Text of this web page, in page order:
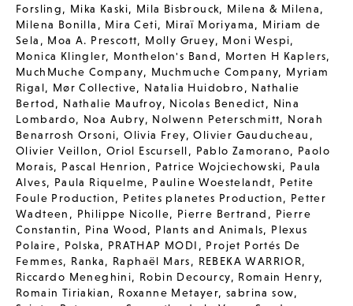
Forsling, Mika Kaski, Mila Bisbrouck, Milena & Milena,
Milena Bonilla , Mira Ceti, Miraï Moriyama, Miriam de
Sela , Moa A. Prescott, Molly Gruey, Moni Wespi,
Monica Klingler, Monthelon's Band, Morten H Kaplers,
MuchMuche Company, Muchmuche Company, Myriam
Rigal, Mør Collective,Natalia Huidobro,Nathalie
Bertod,Nathalie Maufroy,Nicolas Benedict, Nina
Lombardo,Noa Aubry,Nolwenn Peterschmitt,Norah
Benarrosh Orsoni,Olivia Frey,Olivier Gauducheau ,
Olivier Veillon, Oriol Escursell, Pablo Zamorano, Paolo
Morais, Pascal Henrion , Patrice Wojciechowski, Paula
Alves, Paula Riquelme, Pauline Woestelandt, Petite
Foule Production, Petites planetes Production, Petter
Wadteen , Philippe Nicolle, Pierre Bertrand , Pierre
Constantin, Pina Wood, Plants and Animals, Plexus
Polaire, Polska, PRATHAP MODI , Projet Portés De
Femmes, Ranka, Raphaël Mars, REBEKA WARRIOR,
Riccardo Meneghini, Robin Decourcy, Romain Henry,
Romain Tiriakian, Roxanne Metayer,sabrina sow,